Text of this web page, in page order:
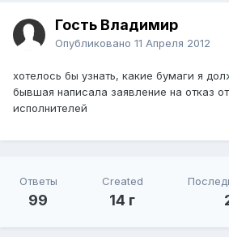
Гость Владимир
Опубликовано 11 Апреля 2012
хотелось бы узнать, какие бумаги я
бывшая написала заявление на отказ
исполнителей
Ответы
99
Created
14 г